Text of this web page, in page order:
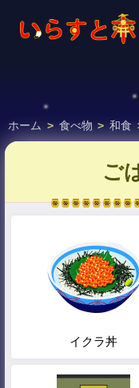
ホーム > 食べ物 > 和食
ご
イクラ丼